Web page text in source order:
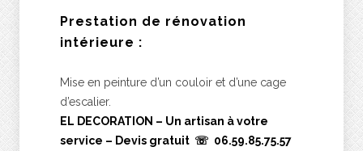
Prestation de rénovation
intérieure :
Mise en peinture d’un couloir et d’une cage
d’escalier.
EL DECORATION – Un artisan à votre
service – Devis gratuit ☏ 06.59.85.75.57